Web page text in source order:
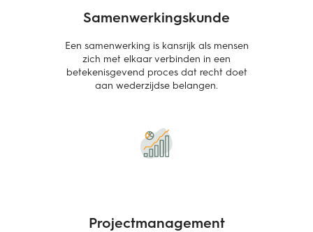
Samenwerkingskunde
Een samenwerking is kansrijk als mensen
zich met elkaar verbinden in een
betekenisgevend proces dat recht doet
aan wederzijdse belangen.
Projectmanagement